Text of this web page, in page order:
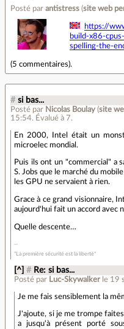
Posté par antistress (site web
https://
build-x86-
spelling-the-
(5 commentaires).
# si bas...
Posté par Nicolas Boulay (site
15:54. Évalué à 7.
En 2000, Intel était un
microelec mondial.
Puis ils ont un "commercial" a
S. Jobs que le marché du
les GPU ne servaient à rien.
Grace à ce grand visionnaire,
aujourd'hui fait un accord avec
Quelle descente…
"La première sécurité est la liberté"
[^] # Re: si bas...
Posté par Luc-Skywalker le 19
Je me fais sensiblement la
J'ajoute, si je me trompe
a jusqu'à présent porté